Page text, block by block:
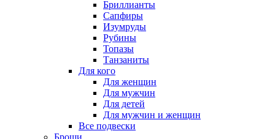
Бриллианты
Сапфиры
Изумруды
Рубины
Топазы
Танзаниты
Для кого
Для женщин
Для мужчин
Для детей
Для мужчин и женщин
Все подвески
Броши